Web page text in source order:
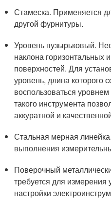
Стамеска. Применяется
другой фурнитуры.
Уровень пузырьковый.
наклона горизонтальных
поверхностей. Для
уровень, длина которого
воспользоваться
такого инструмента
аккуратной и
Стальная мерная
выполнения
Поверочный
требуется для измерения
настройки